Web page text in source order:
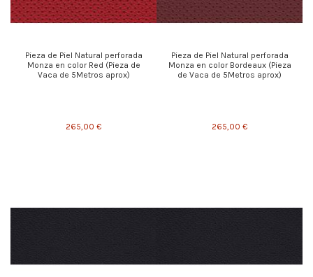
Pieza de Piel Natural perforada
Monza en color Red (Pieza de
Vaca de 5Metros aprox)
265,00 €
Pieza de Piel Natural perforada
Monza en color Bordeaux (Pieza
de Vaca de 5Metros aprox)
265,00 €